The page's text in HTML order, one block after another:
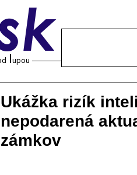
Ukážka rizík
nepodarená
zámkov